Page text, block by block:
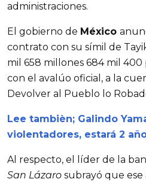
administraciones.
El gobierno de México
contrato con su símil de
mil 658 millones 684 mil 400
con el avalúo oficial, a la
Devolver al Pueblo lo
Lee tambièn; Galindo
violentadores, estará 2
Al respecto, el líder de la
San Lázaro subrayó que ese